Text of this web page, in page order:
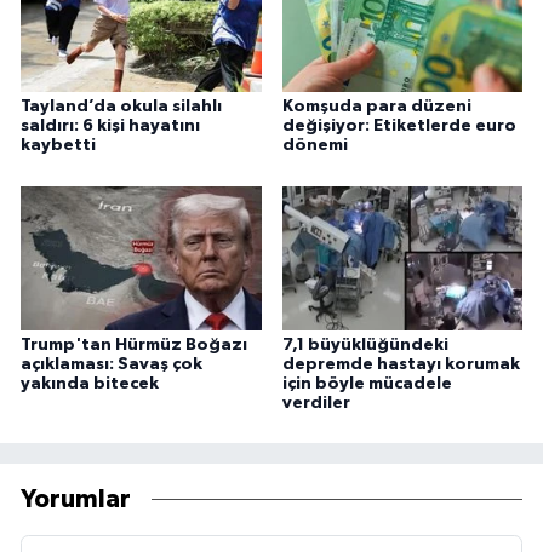
Tayland’da okula silahlı
saldırı: 6 kişi hayatını
kaybetti
Komşuda para düzeni
değişiyor: Etiketlerde euro
dönemi
Trump'tan Hürmüz Boğazı
açıklaması: Savaş çok
yakında bitecek
7,1 büyüklüğündeki
depremde hastayı korumak
için böyle mücadele
verdiler
Yorumlar